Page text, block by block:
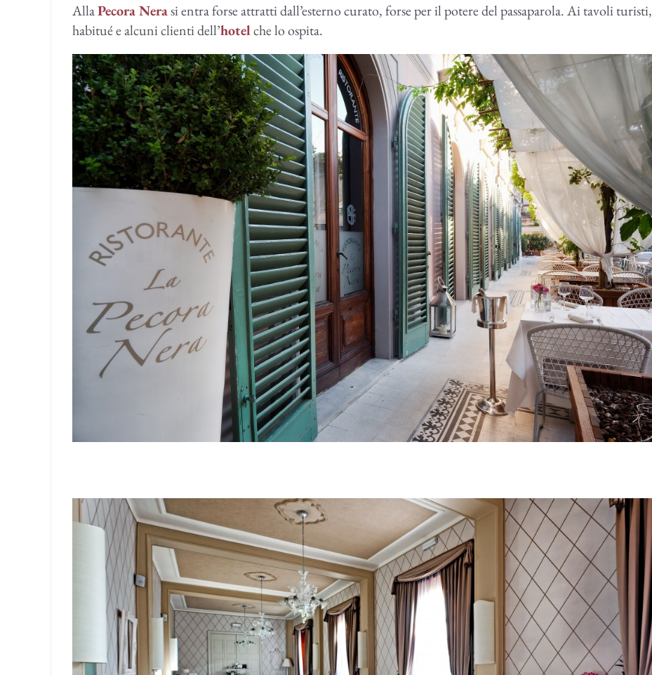
AllaPecora Nerasi entra forse attratti dall’esterno curato, forse per il potere del passaparola. Ai tavoli turisti,
habitué e alcuni clienti dell’hotelche lo ospita.